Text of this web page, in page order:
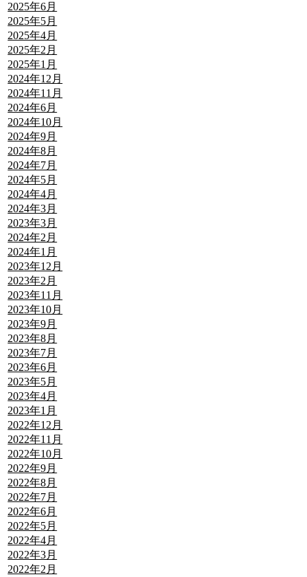
2025年6月
2025年5月
2025年4月
2025年2月
2025年1月
2024年12月
2024年11月
2024年6月
2024年10月
2024年9月
2024年8月
2024年7月
2024年5月
2024年4月
2024年3月
2023年3月
2024年2月
2024年1月
2023年12月
2023年2月
2023年11月
2023年10月
2023年9月
2023年8月
2023年7月
2023年6月
2023年5月
2023年4月
2023年1月
2022年12月
2022年11月
2022年10月
2022年9月
2022年8月
2022年7月
2022年6月
2022年5月
2022年4月
2022年3月
2022年2月